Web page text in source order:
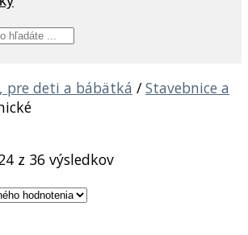
pre deti a bábätká / Stavebnice a
z 36 výsledkov